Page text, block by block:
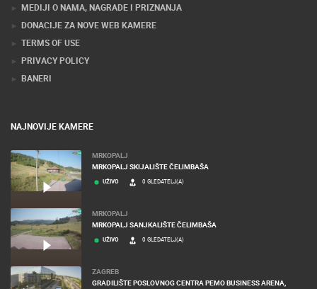
MEDIJI O NAMA, NAGRADE I PRIZNANJA
DONACIJE ZA NOVE WEB KAMERE
TERMS OF USE
PRIVACY POLICY
BANERI
NAJNOVIJE KAMERE
MRKOPALJ
MRKOPALJ SKIJALIŠTE ČELIMBAŠA
UŽIVO 0 GLEDATELJ(A)
MRKOPALJ
MRKOPALJ SANJKALIŠTE ČELIMBAŠA
UŽIVO 0 GLEDATELJ(A)
ZAGREB
GRADILIŠTE POSLOVNOG CENTRA PEMO BUSINESS ARENA,